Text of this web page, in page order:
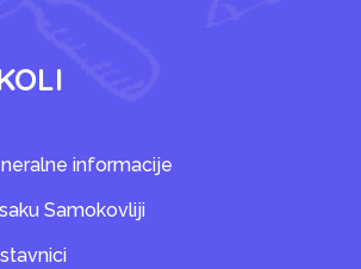
informacije
Samokovliji